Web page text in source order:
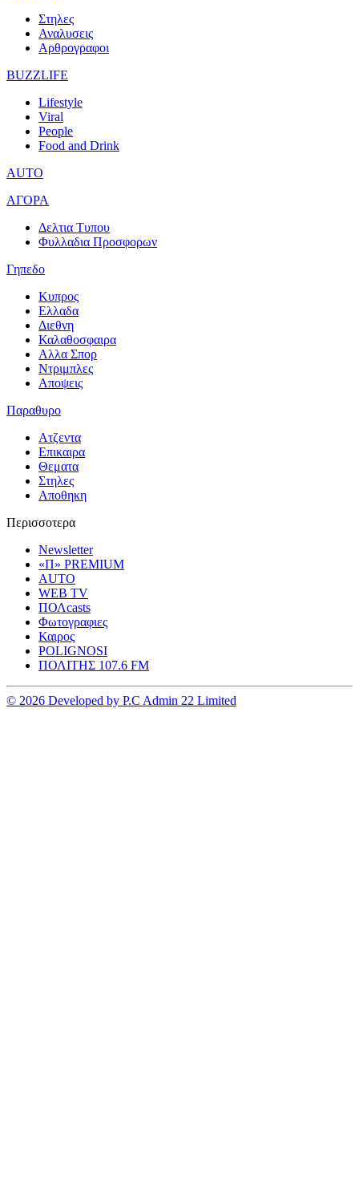
Στηλες
Αναλυσεις
Αρθρογραφοι
BUZZLIFE
Lifestyle
Viral
People
Food and Drink
AUTO
ΑΓΟΡΑ
Δελτια Τυπου
Φυλλαδια Προσφορων
Γηπεδο
Κυπρος
Ελλαδα
Διεθνη
Καλαθοσφαιρα
Αλλα Σπορ
Ντριμπλες
Αποψεις
Παραθυρο
Ατζεντα
Επικαιρα
Θεματα
Στηλες
Αποθηκη
Περισσοτερα
Newsletter
«Π» PREMIUM
AUTO
WEB TV
ΠΟΛcasts
Φωτογραφιες
Καιρος
POLIGNOSI
ΠΟΛΙΤΗΣ 107.6 FM
© 2026 Developed by P.C Admin 22 Limited